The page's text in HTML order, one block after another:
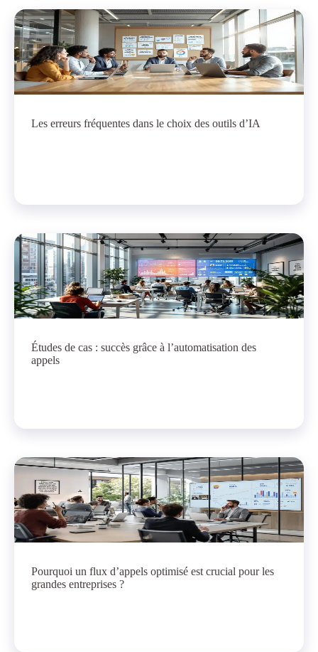
Les erreurs fréquentes dans le choix des outils d’IA
Études de cas : succès grâce à l’automatisation des
appels
Pourquoi un flux d’appels optimisé est crucial pour les
grandes entreprises ?